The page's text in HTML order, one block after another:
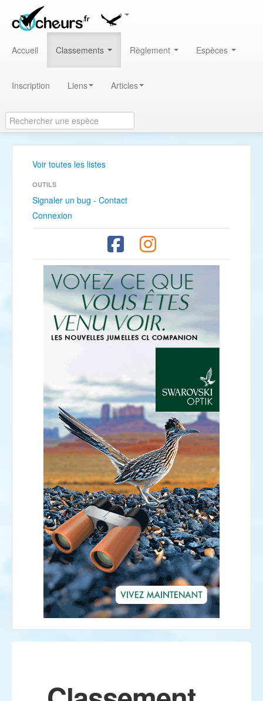
Accueil Classements Règlement Espèces
Inscription Liens Articles
Voir toutes les listes
OUTILS
Signaler un bug - Contact
Connexion